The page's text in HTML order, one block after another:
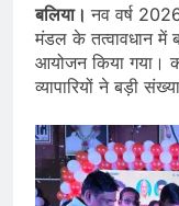
बलिया।नव वर्ष
मंडल के तत्वावधान में
आयोजन किया गया।
व्यापारियों ने बड़ी